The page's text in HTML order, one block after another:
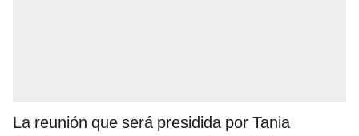
La reunión que será presidida por Tania